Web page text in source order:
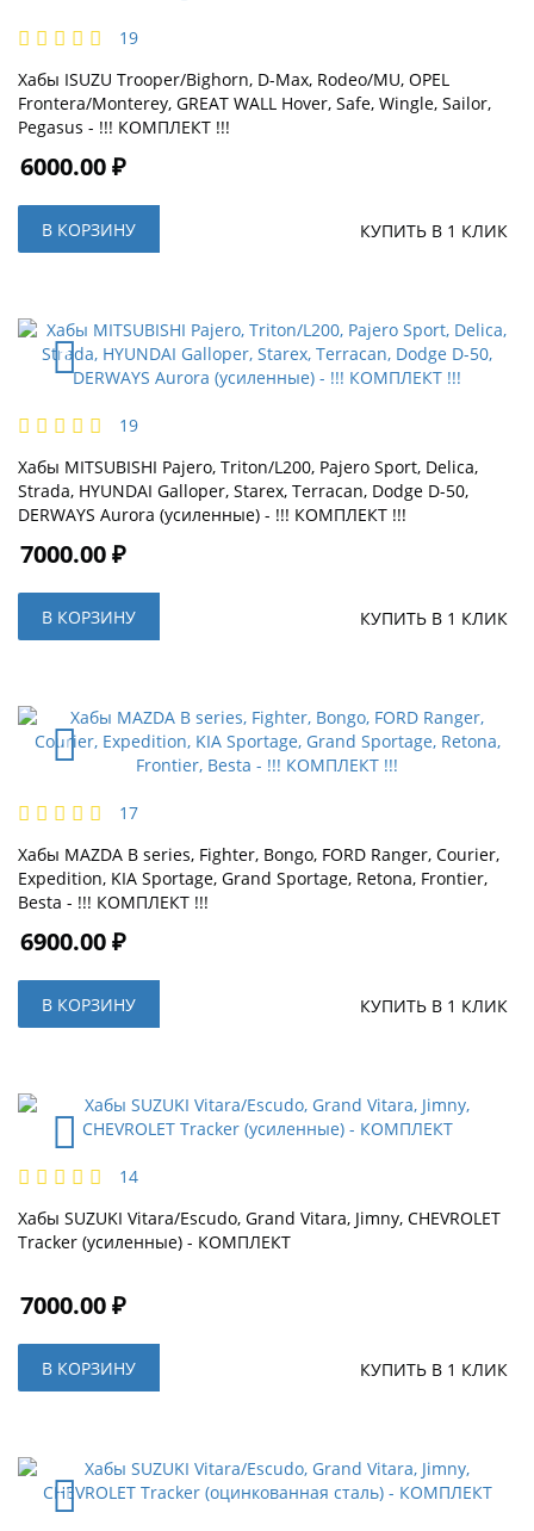
19
Хабы ISUZU Trooper/Bighorn, D-Max, Rodeo/MU, OPEL
Frontera/Monterey, GREAT WALL Hover, Safe, Wingle, Sailor,
Pegasus - !!! КОМПЛЕКТ !!!
6000.00 ₽
В КОРЗИНУ КУПИТЬ В 1 КЛИК
19
Хабы MITSUBISHI Pajero, Triton/L200, Pajero Sport, Delica,
Strada, HYUNDAI Galloper, Starex, Terracan, Dodge D-50,
DERWAYS Aurora (усиленные) - !!! КОМПЛЕКТ !!!
7000.00 ₽
В КОРЗИНУ КУПИТЬ В 1 КЛИК
17
Хабы MAZDA B series, Fighter, Bongo, FORD Ranger, Courier,
Expedition, KIA Sportage, Grand Sportage, Retona, Frontier,
Besta - !!! КОМПЛЕКТ !!!
6900.00 ₽
В КОРЗИНУ КУПИТЬ В 1 КЛИК
14
Хабы SUZUKI Vitara/Escudo, Grand Vitara, Jimny, CHEVROLET
Tracker (усиленные) - КОМПЛЕКТ
7000.00 ₽
В КОРЗИНУ КУПИТЬ В 1 КЛИК